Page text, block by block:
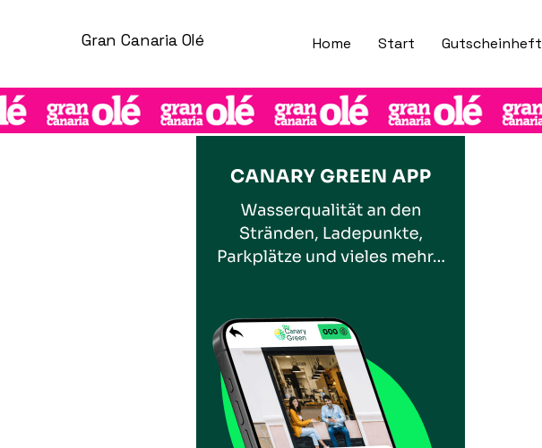
Gran Canaria Olé Home Start Gutscheinheft